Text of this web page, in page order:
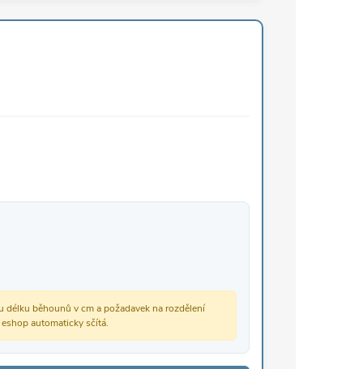
běhounů v cm a požadavek na rozdělení
automaticky sčítá.